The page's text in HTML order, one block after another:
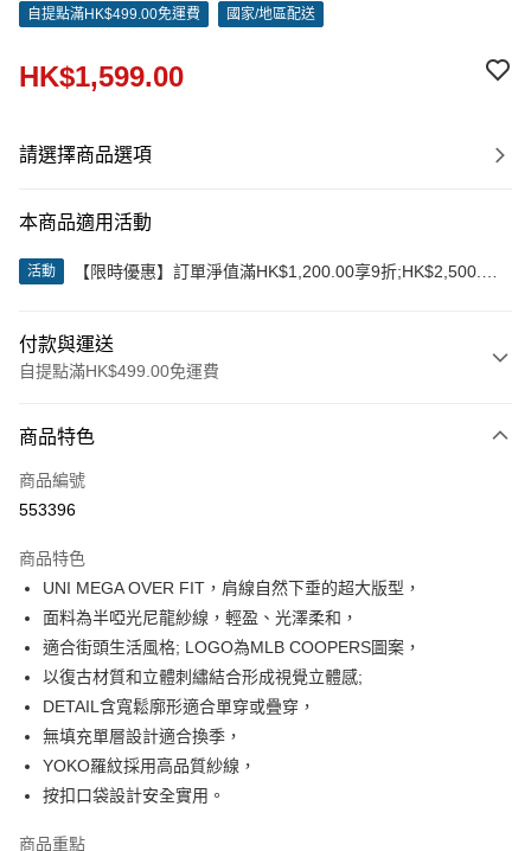
自提點滿HK$499.00免運費 國家/地區配送
HK$1,599.00
請選擇商品選項
本商品適用活動
活動
【限時優惠】訂單淨值滿HK$1,200.00享9折;HK$2,500.00
付款與運送
自提點滿HK$499.00免運費
信用卡
Apple Pay
AlipayHK
WeChat Pay
送貨方式
每筆HK$50.00，滿HK$499.00或以上免運費
付款後順豐合作便利店
商品特色
商品編號
553396
商品特色
UNI MEGA OVER FIT，肩線自然下垂的超大版型，
面料為半啞光尼龍紗線，輕盈、光澤柔和，
適合街頭生活風格; LOGO為MLB COOPERS圖案，
以復古材質和立體刺繡結合形成視覺立體感;
DETAIL含寬鬆廓形適合單穿或疊穿，
無填充單層設計適合換季，
YOKO羅紋採用高品質紗線，
按扣口袋設計安全實用。
商品重點